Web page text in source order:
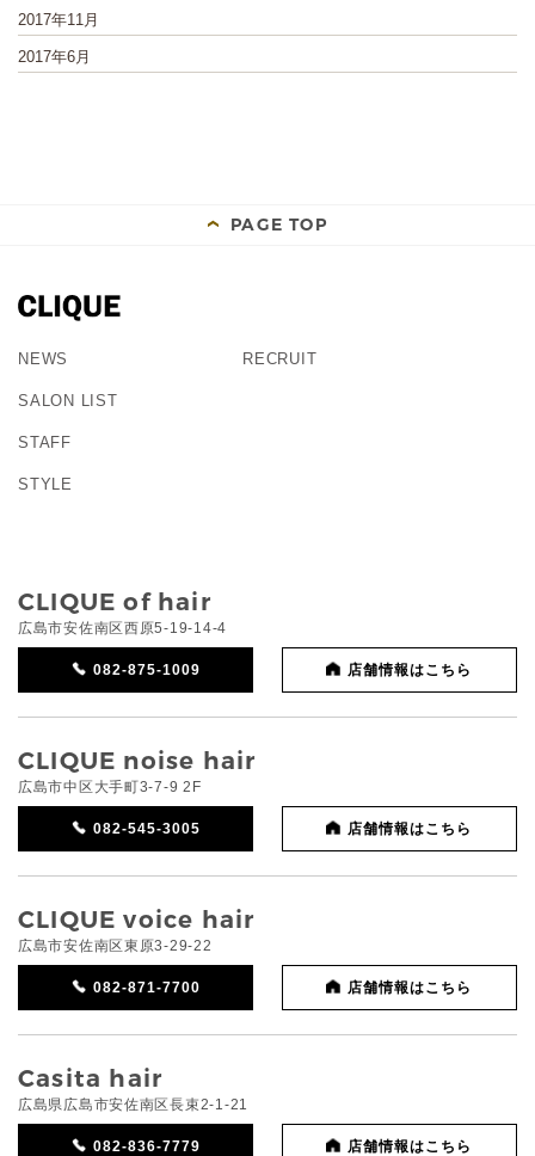
2017年11月
2017年6月
PAGE TOP
NEWS
SALON LIST
STAFF
STYLE
RECRUIT
CLIQUE of hair
広島市安佐南区西原5-19-14-4
082-875-1009 店舗情報はこちら
CLIQUE noise hair
広島市中区大手町3-7-9 2F
082-545-3005 店舗情報はこちら
CLIQUE voice hair
広島市安佐南区東原3-29-22
082-871-7700 店舗情報はこちら
Casita hair
広島県広島市安佐南区長束2-1-21
082-836-7779 店舗情報はこちら